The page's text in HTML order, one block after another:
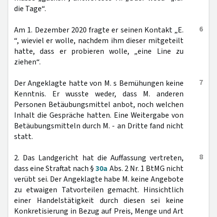
die Tage“.
6
Am 1. Dezember 2020 fragte er seinen Kontakt „E.
“, wieviel er wolle, nachdem ihm dieser mitgeteilt
hatte, dass er probieren wolle, „eine Line zu
ziehen“.
7
Der Angeklagte hatte von M. s Bemühungen keine
Kenntnis. Er wusste weder, dass M. anderen
Personen Betäubungsmittel anbot, noch welchen
Inhalt die Gespräche hatten. Eine Weitergabe von
Betäubungsmitteln durch M. - an Dritte fand nicht
statt.
8
2. Das Landgericht hat die Auffassung vertreten,
dass eine Straftat nach §30a Abs. 2 Nr. 1 BtMG nicht
verübt sei. Der Angeklagte habe M. keine Angebote
zu etwaigen Tatvorteilen gemacht. Hinsichtlich
einer Handelstätigkeit durch diesen sei keine
Konkretisierung in Bezug auf Preis, Menge und Art